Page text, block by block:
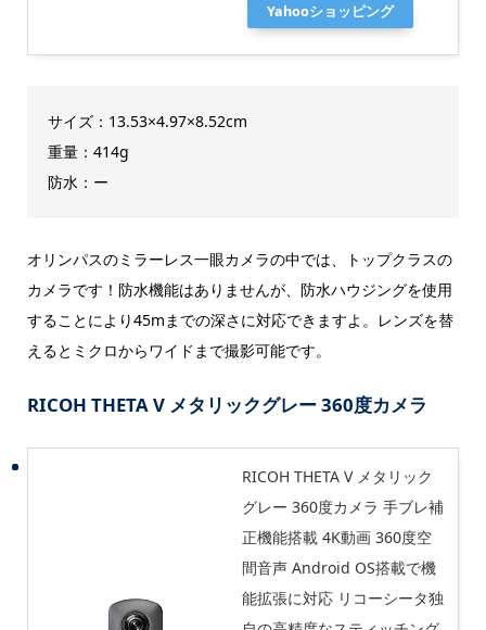
Yahooショッピング
サイズ：13.53×4.97×8.52cm
重量：414g
防水：ー
オリンパスのミラーレス一眼カメラの中では、トップクラスの
カメラです！防水機能はありませんが、防水ハウジングを使用
することにより45mまでの深さに対応できますよ。レンズを替
えるとミクロからワイドまで撮影可能です。
RICOH THETA V メタリックグレー 360度カメラ
RICOH THETA V メタリック
グレー 360度カメラ 手ブレ補
正機能搭載 4K動画 360度空
間音声 Android OS搭載で機
能拡張に対応 リコーシータ独